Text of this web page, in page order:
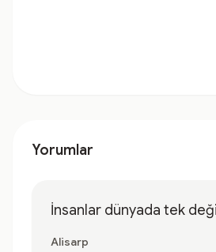
Yorumlar
İnsanlar dünyada tek
Alisarp